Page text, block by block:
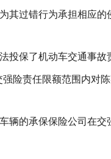
其过错行为承担相应的
投保了机动车交通事
险责任限额范围内对陈
辆的承保保险公司在